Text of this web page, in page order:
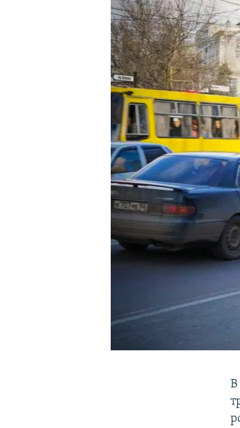
КРЫМ.НЕПОКОРЕННЫЙ
УКРАИНСКАЯ ПРОБЛЕМА КРЫМА
В